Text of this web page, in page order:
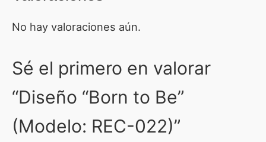
No hay valoraciones aún.
Sé el primero en valorar
“Diseño “Born to Be”
(Modelo: REC-022)”